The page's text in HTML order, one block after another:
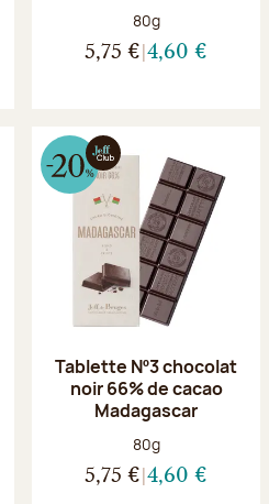
Poids net :
80g
5,75 € 4,60 €
Offre Jeff Club du 20 juillet au 23
Tablette Nº3 chocolat
noir 66% de cacao
Madagascar
Poids net :
80g
5,75 € 4,60 €